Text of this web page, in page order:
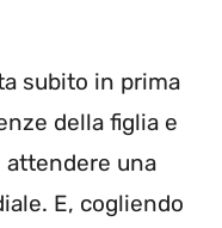
subito in prima
della figlia e
attendere una
E, cogliendo